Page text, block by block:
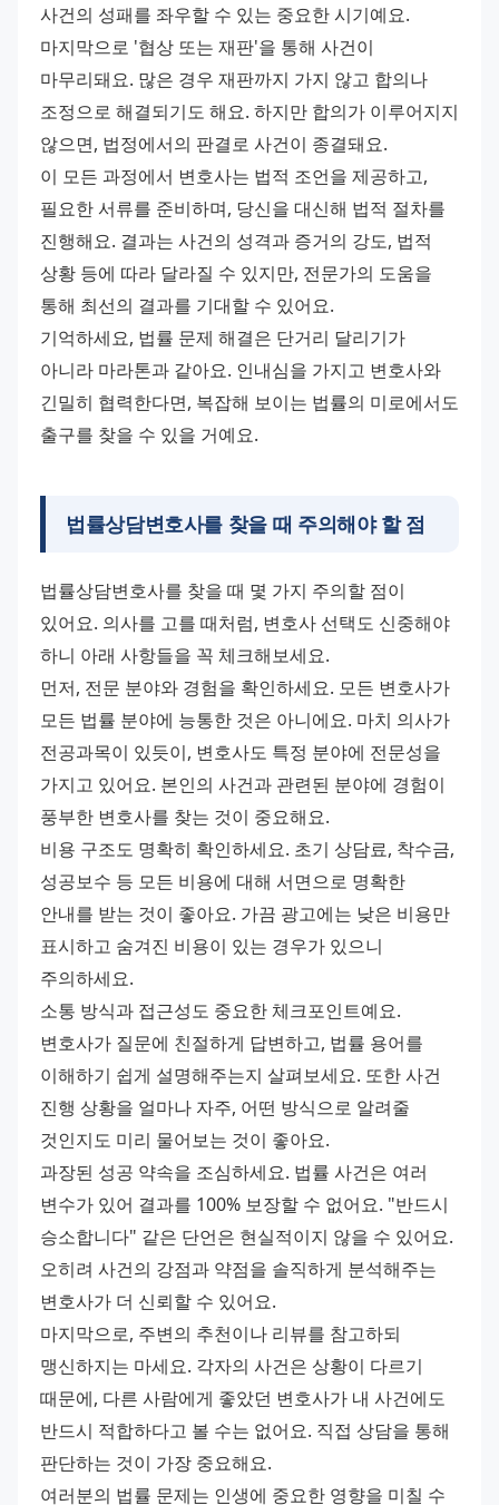
사건의 성패를 좌우할 수 있는 중요한 시기예요.
마지막으로 '협상 또는 재판'을 통해 사건이
마무리돼요. 많은 경우 재판까지 가지 않고 합의나
조정으로 해결되기도 해요. 하지만 합의가 이루어지지
않으면, 법정에서의 판결로 사건이 종결돼요.
이 모든 과정에서 변호사는 법적 조언을 제공하고,
필요한 서류를 준비하며, 당신을 대신해 법적 절차를
진행해요. 결과는 사건의 성격과 증거의 강도, 법적
상황 등에 따라 달라질 수 있지만, 전문가의 도움을
통해 최선의 결과를 기대할 수 있어요.
기억하세요, 법률 문제 해결은 단거리 달리기가
아니라 마라톤과 같아요. 인내심을 가지고 변호사와
긴밀히 협력한다면, 복잡해 보이는 법률의 미로에서도
출구를 찾을 수 있을 거예요.
법률상담변호사를 찾을 때 주의해야 할 점
법률상담변호사를 찾을 때 몇 가지 주의할 점이
있어요. 의사를 고를 때처럼, 변호사 선택도 신중해야
하니 아래 사항들을 꼭 체크해보세요.
먼저, 전문 분야와 경험을 확인하세요. 모든 변호사가
모든 법률 분야에 능통한 것은 아니에요. 마치 의사가
전공과목이 있듯이, 변호사도 특정 분야에 전문성을
가지고 있어요. 본인의 사건과 관련된 분야에 경험이
풍부한 변호사를 찾는 것이 중요해요.
비용 구조도 명확히 확인하세요. 초기 상담료, 착수금,
성공보수 등 모든 비용에 대해 서면으로 명확한
안내를 받는 것이 좋아요. 가끔 광고에는 낮은 비용만
표시하고 숨겨진 비용이 있는 경우가 있으니
주의하세요.
소통 방식과 접근성도 중요한 체크포인트예요.
변호사가 질문에 친절하게 답변하고, 법률 용어를
이해하기 쉽게 설명해주는지 살펴보세요. 또한 사건
진행 상황을 얼마나 자주, 어떤 방식으로 알려줄
것인지도 미리 물어보는 것이 좋아요.
과장된 성공 약속을 조심하세요. 법률 사건은 여러
변수가 있어 결과를 100% 보장할 수 없어요. "반드시
승소합니다" 같은 단언은 현실적이지 않을 수 있어요.
오히려 사건의 강점과 약점을 솔직하게 분석해주는
변호사가 더 신뢰할 수 있어요.
마지막으로, 주변의 추천이나 리뷰를 참고하되
맹신하지는 마세요. 각자의 사건은 상황이 다르기
때문에, 다른 사람에게 좋았던 변호사가 내 사건에도
반드시 적합하다고 볼 수는 없어요. 직접 상담을 통해
판단하는 것이 가장 중요해요.
여러분의 법률 문제는 인생에 중요한 영향을 미칠 수